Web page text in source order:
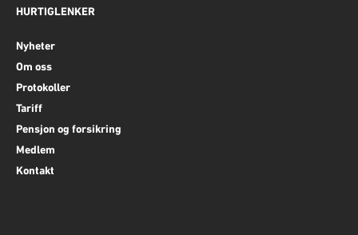
HURTIGLENKER
Nyheter
Om oss
Protokoller
Tariff
Pensjon og forsikring
Medlem
Kontakt